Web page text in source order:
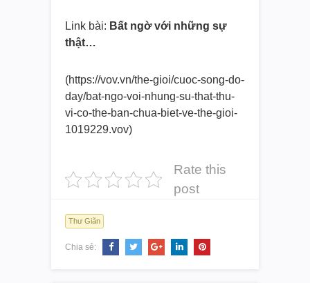
Link bài: Bất ngờ với những sự
thật…
(https://vov.vn/the-gioi/cuoc-song-do-
day/bat-ngo-voi-nhung-su-that-thu-
vi-co-the-ban-chua-biet-ve-the-gioi-
1019229.vov)
Rate this
post
Thư Giãn
Chia sẻ: